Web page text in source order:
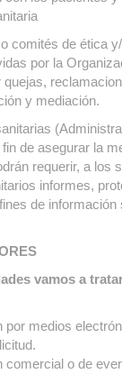
comités de ética
por la
quejas,
y mediación.
de asegurar la
requerir, a los
informes,
de información
vamos a
por medios
comercial o de